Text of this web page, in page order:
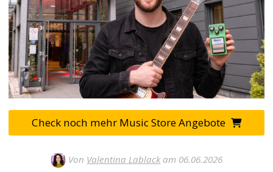
Check noch mehr Music Store Angebote
Von Valentina Lablack am 06.06.2026